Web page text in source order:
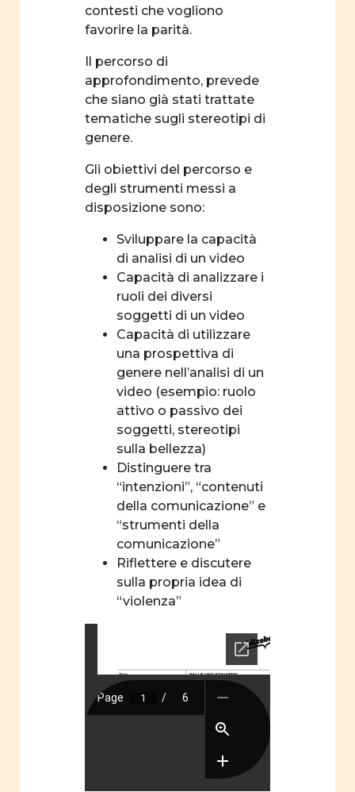
contesti che vogliono
favorire la parità.
Il percorso di
approfondimento, prevede
che siano già stati trattate
tematiche sugli stereotipi di
genere.
Gli obiettivi del percorso e
degli strumenti messi a
disposizione sono:
Sviluppare la capacità
di analisi di un video
Capacità di analizzare i
ruoli dei diversi
soggetti di un video
Capacità di utilizzare
una prospettiva di
genere nell’analisi di un
video (esempio: ruolo
attivo o passivo dei
soggetti, stereotipi
sulla bellezza)
Distinguere tra
“intenzioni”, “contenuti
della comunicazione” e
“strumenti della
comunicazione”
Riflettere e discutere
sulla propria idea di
“violenza”